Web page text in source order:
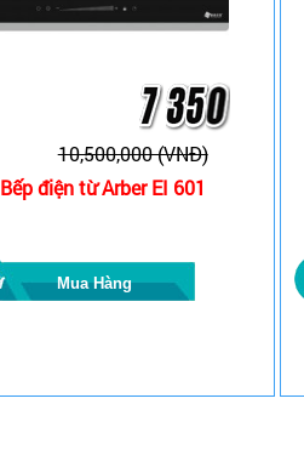
10,500,000 (VNĐ)
Bếp điện từ Arber EI 601